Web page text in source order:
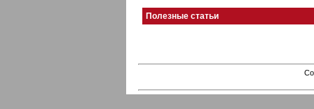
Полезные статьи